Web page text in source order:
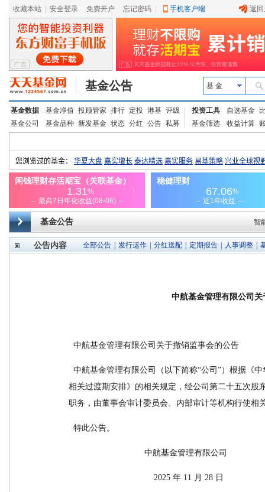
收藏本站 安全登录 免费开户 忘记密码 手机客户端 返
基金公告 基 金
基金数据 基金净值 投顾管家 排行 定投 港基 评级
基金公司
基金品种 新发基金 状态 分红 公告 私募
投资工具 自选基金
基金筛选
收益计算
基金公告 智
公告内容 全部公告 发行运作 分红送配 定期报告 人事调整
中航基金管理有限公司
  中航基金管理有限公司关于撤销监事会的公告
相关过渡期安排》的相关规定，经公司第二十五次股
职务，由董事会审计委员会、内部审计等机构行使相
  特此公告。
                                中航基金管理有限公司
                                    2025 年 11 月 28 日